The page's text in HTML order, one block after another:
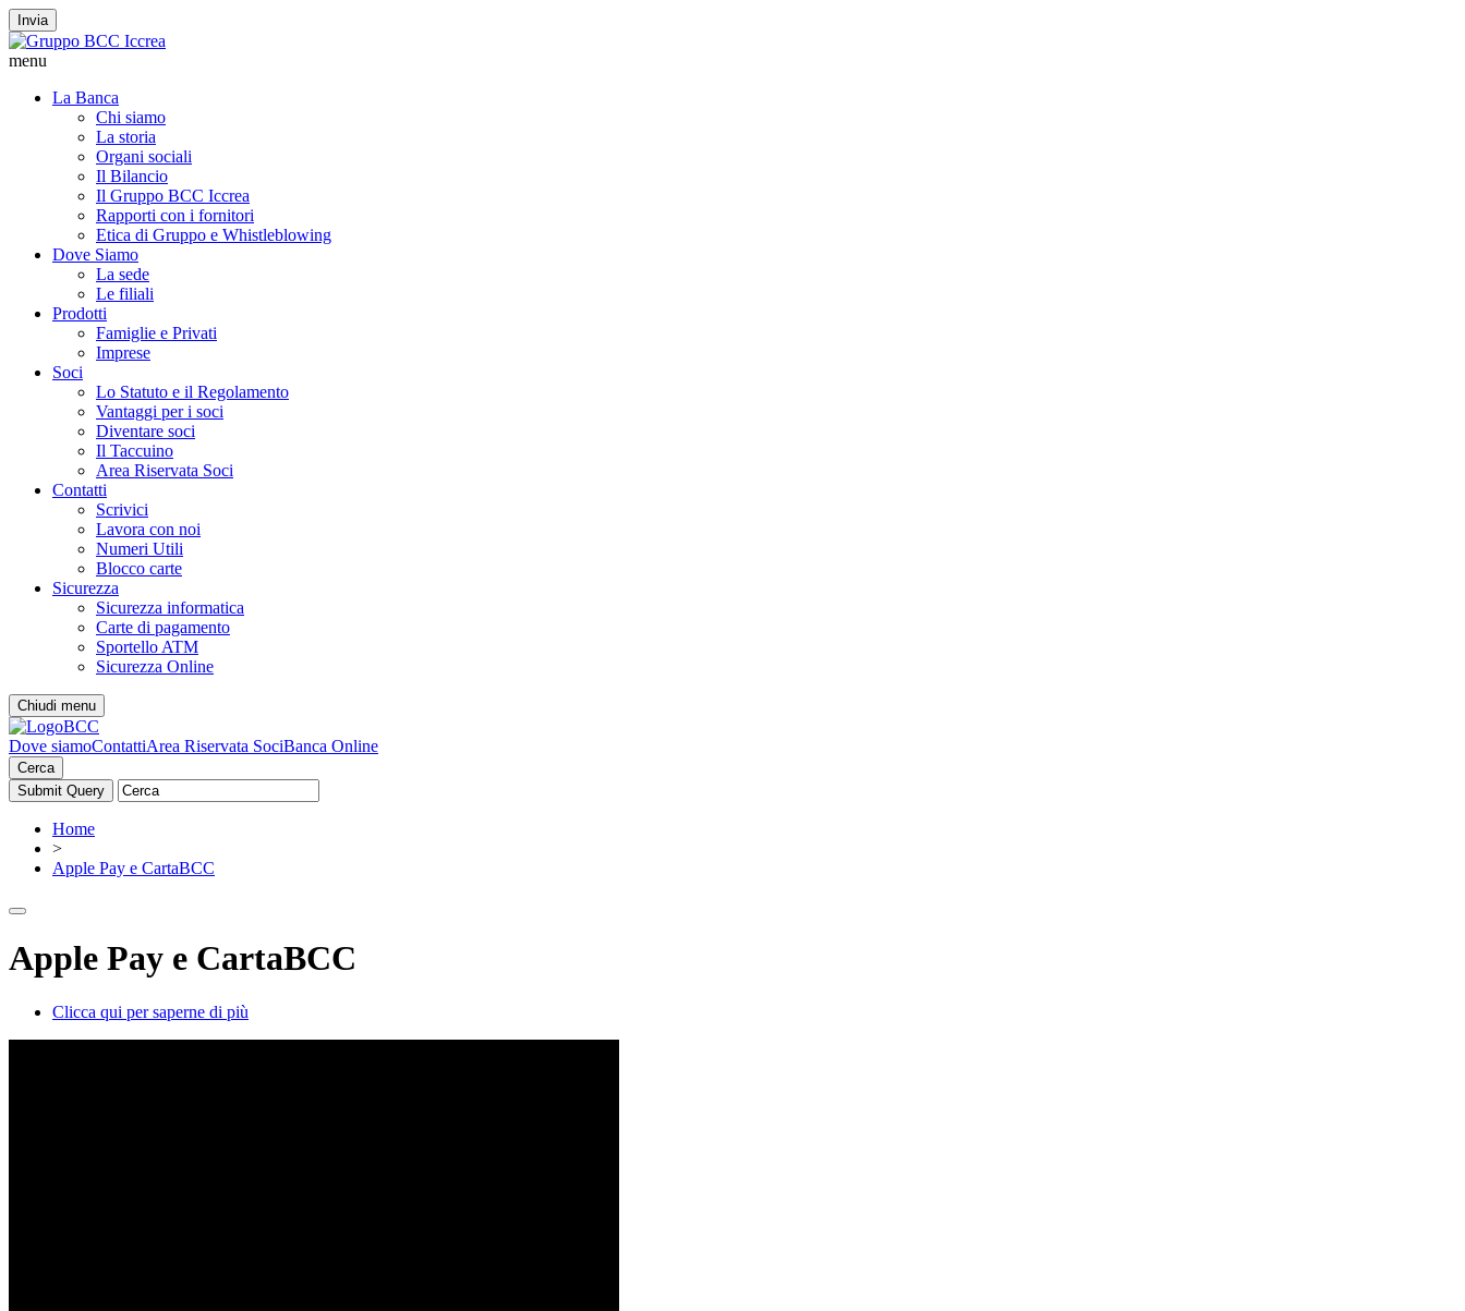
Invia
menu
La Banca
Chi siamo
La storia
Organi sociali
Il Bilancio
Il Gruppo BCC Iccrea
Rapporti con i fornitori
Etica di Gruppo e Whistleblowing
Dove Siamo
La sede
Le filiali
Prodotti
Famiglie e Privati
Imprese
Soci
Lo Statuto e il Regolamento
Vantaggi per i soci
Diventare soci
Il Taccuino
Area Riservata Soci
Contatti
Scrivici
Lavora con noi
Numeri Utili
Blocco carte
Sicurezza
Sicurezza informatica
Carte di pagamento
Sportello ATM
Sicurezza Online
Chiudi menu
Dove siamoContattiArea Riservata SociBanca Online
Cerca
Home
>
Apple Pay e CartaBCC
Apple Pay e CartaBCC
Clicca qui per saperne di più